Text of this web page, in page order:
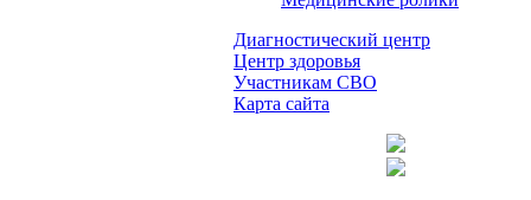
Диагностический центр
Центр здоровья
Участникам СВО
Карта сайта